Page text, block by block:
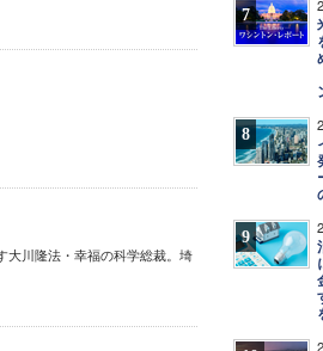
大川隆法・幸福の科学総裁。埼
7
8
9